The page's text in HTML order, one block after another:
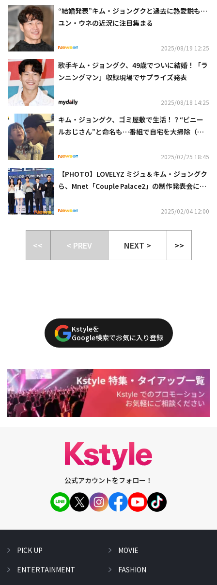
“結婚発表”キム・ジョングクと過去に熱愛説も…
ユン・ウネの近況に注目集まる
2025/08/19 12:25
歌手キム・ジョングク、49歳でついに結婚！「ラ
ンニングマン」収録現場でサプライズ発表
2025/08/18 14:25
キム・ジョングク、ゴミ屋敷で生活！？“ビニー
ルおじさん”と命名も…番組で自宅を大掃除（動
2025/02/25 18:45
【PHOTO】LOVELYZ ミジュ＆キム・ジョングク
ら、Mnet「Couple Palace2」の制作発表会に出
2025/02/04 12:00
<< < PREV NEXT > >>
Kstyleを
Google検索でお気に入り登録
公式アカウントをフォロー！
PICK UP
ENTERTAINMENT
MOVIE
FASHION